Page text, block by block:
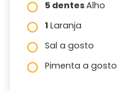
5 dentesAlho
1 Laranja
Sal a gosto
Pimenta a gosto